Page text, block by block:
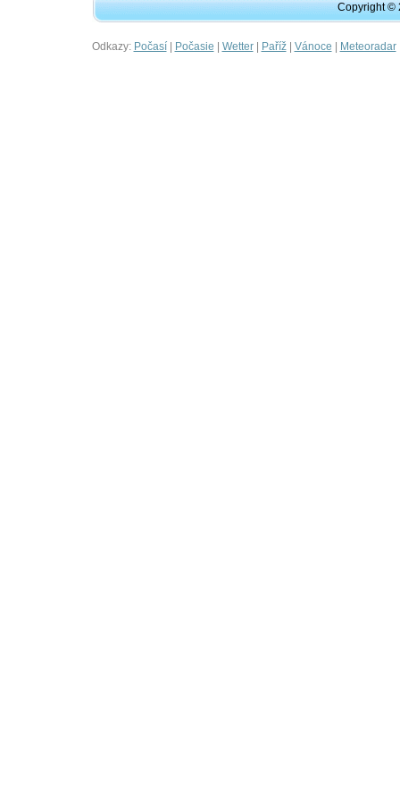
Copyright ©
Odkazy: Počasí| Počasie | Wetter| Paříž| Vánoce | Meteoradar